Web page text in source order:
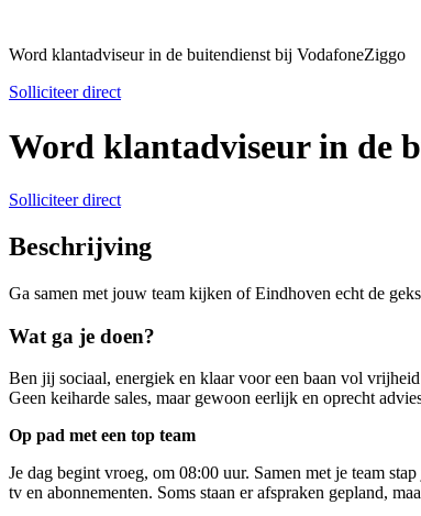
Word klantadviseur in de buitendienst bij VodafoneZiggo
Solliciteer direct
Word klantadviseur in de
Solliciteer direct
Beschrijving
Ga samen met jouw team kijken of Eindhoven echt de
Wat ga je doen?
Ben jij sociaal, energiek en klaar voor een baan vol
Geen keiharde sales, maar gewoon eerlijk en oprecht
Op pad met een top team
Je dag begint vroeg, om 08:00 uur. Samen met je team
tv en abonnementen. Soms staan er afspraken gepland,